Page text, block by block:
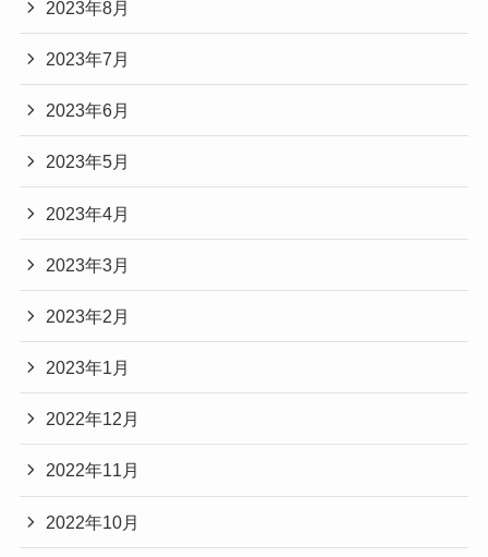
2023年8月
2023年7月
2023年6月
2023年5月
2023年4月
2023年3月
2023年2月
2023年1月
2022年12月
2022年11月
2022年10月